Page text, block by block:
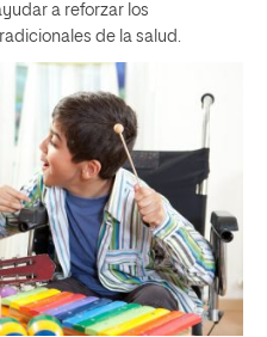
a reforzar los
de la salud.